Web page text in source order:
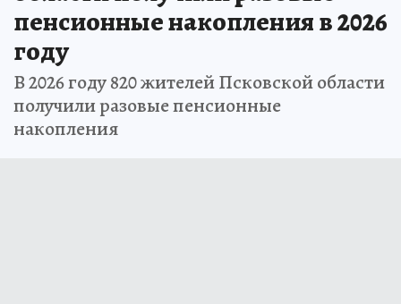
пенсионные накопления в 2026
году
В 2026 году 820 жителей Псковской области
получили разовые пенсионные
накопления